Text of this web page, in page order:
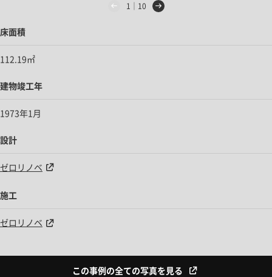
1｜10
床面積
112.19㎡
建物竣工年
1973年1月
設計
ゼロリノベ
施工
ゼロリノベ
この事例の全ての写真を見る